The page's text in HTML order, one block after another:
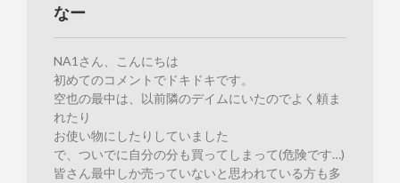
なー
NA1さん、こんにちは
初めてのコメントでドキドキです。
空也の最中は、以前隣のデイムにいたのでよく頼ま
れたり
お使い物にしたりしていました
で、ついでに自分の分も買ってしまって(危険です…)
皆さん最中しか売っていないと思われている方も多